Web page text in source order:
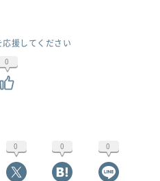
援してください
0
0 0 0